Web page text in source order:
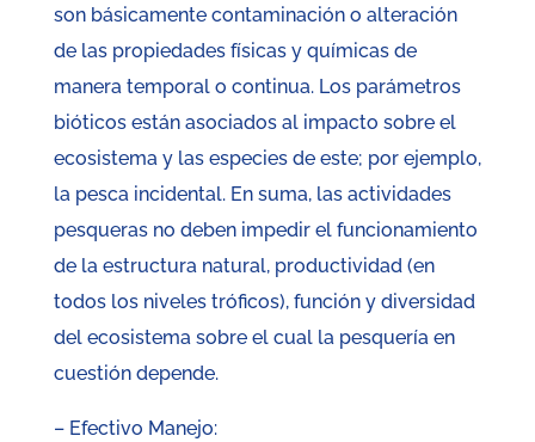
son básicamente contaminación o alteración
de las propiedades físicas y químicas de
manera temporal o continua. Los parámetros
bióticos están asociados al impacto sobre el
ecosistema y las especies de este; por ejemplo,
la pesca incidental. En suma, las actividades
pesqueras no deben impedir el funcionamiento
de la estructura natural, productividad (en
todos los niveles tróficos), función y diversidad
del ecosistema sobre el cual la pesquería en
cuestión depende.
– Efectivo Manejo: